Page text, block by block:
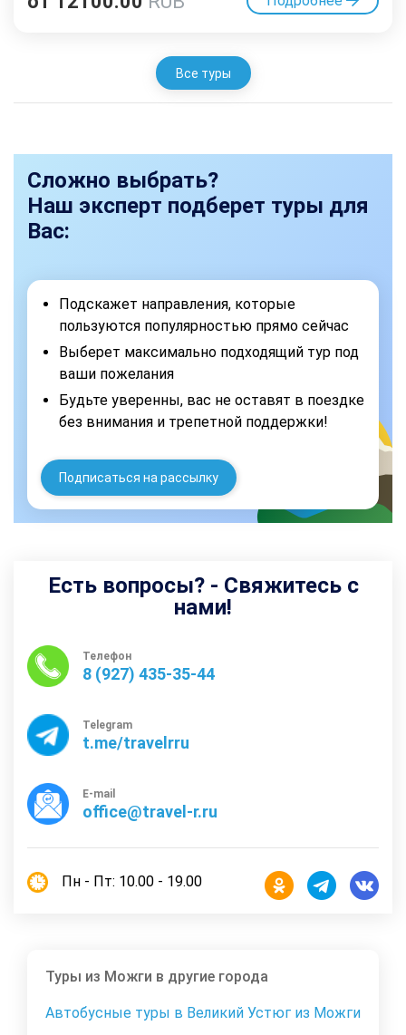
Все туры
Сложно выбрать?
Наш эксперт подберет туры для
Вас:
Подскажет направления, которые
пользуются популярностью прямо сейчас
Выберет максимально подходящий тур под
ваши пожелания
Будьте уверенны, вас не оставят в поездке
без внимания и трепетной поддержки!
Подписаться на рассылку
Есть вопросы? - Свяжитесь с
нами!
Телефон
8 (927) 435-35-44
Telegram
t.me/travelrru
E-mail
office@travel-r.ru
Пн - Пт: 10.00 - 19.00
Туры из Можги в другие города
Автобусные туры в Великий Устюг из Можги